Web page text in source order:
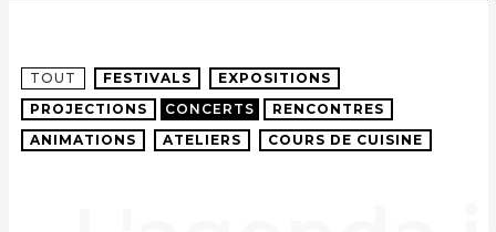
TOUT FESTIVALS
EXPOSITIONS
PROJECTIONS
CONCERTS
RENCONTRES
ANIMATIONS
ATELIERS COURS DE CUISINE